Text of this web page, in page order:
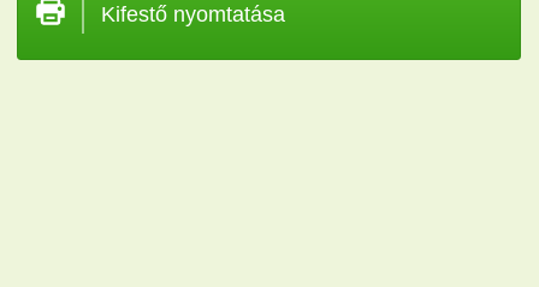
Kifestő nyomtatása